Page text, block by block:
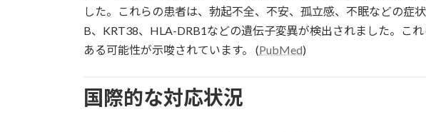
した。これらの患者は、勃起不全、不安、孤立感、不眠などの症
B、KRT38、HLA-DRB1などの遺伝子変異が検出されました。こ
ある可能性が示唆されています。 (PubMed)
国際的な対応状況